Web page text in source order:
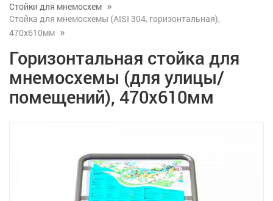
Стойки для мнемосхем
Стойка для мнемосхемы (AISI 304, горизонтальная),
470x610мм
Горизонтальная стойка для
мнемосхемы (для улицы/
помещений), 470x610мм